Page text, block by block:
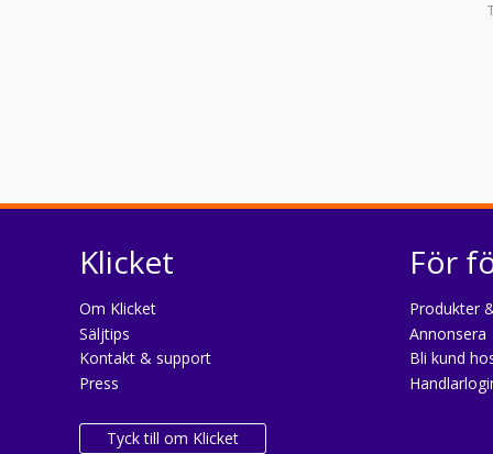
Klicket
Om Klicket
Säljtips
Kontakt & support
Press
Tyck till om Klicket
För
Produkter
Annonsera
Bli kund